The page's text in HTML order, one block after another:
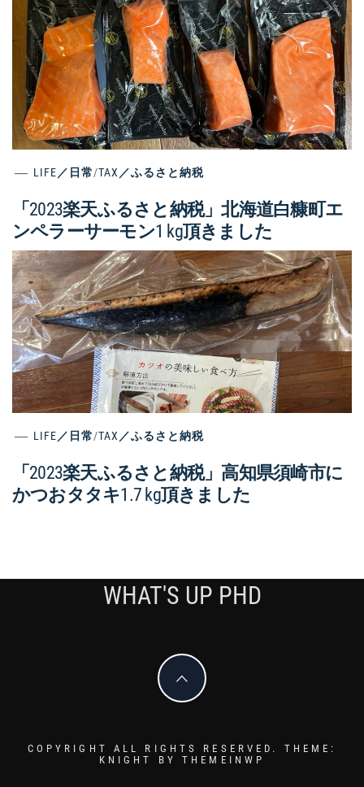
LIFE／日常/TAX／ふるさと納税
「2023楽天ふるさと納税」北海道白糠町エ
ンペラーサーモン1 kg頂きました
LIFE／日常/TAX／ふるさと納税
「2023楽天ふるさと納税」高知県須崎市に
かつおタタキ1.7 kg頂きました
WHAT'S UP PHD
COPYRIGHT ALL RIGHTS RESERVED. THEME:
KNIGHT BYTHEMEINWP